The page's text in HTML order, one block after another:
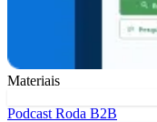
Materiais
Podcast Roda B2B